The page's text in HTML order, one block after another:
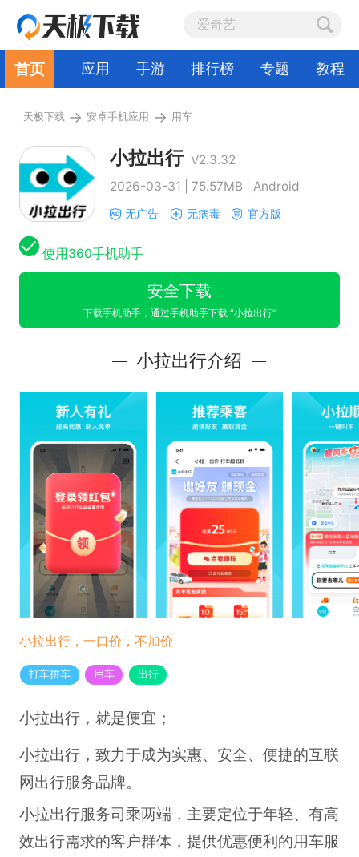
首页 应用 手游 排行榜 专题 教程
天极下载 → 安卓手机应用 → 用车
小拉出行 V2.3.32
2026-03-31 | 75.57MB | Android
无广告 无病毒 官方版
使用360手机助手
安全下载
下载手机助手，通过手机助手下载 “小拉出行”
小拉出行介绍
小拉出行，一口价，不加价
打车拼车 用车 出行
小拉出行，就是便宜；
小拉出行，致力于成为实惠、安全、便捷的互联
网出行服务品牌。
小拉出行服务司乘两端，主要定位于年轻、有高
效出行需求的客户群体，提供优惠便利的用车服